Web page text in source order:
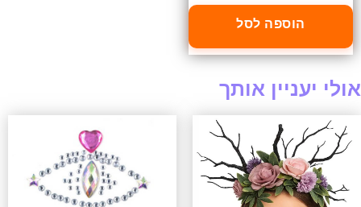
הוספה לסל
אולי יעניין אותך